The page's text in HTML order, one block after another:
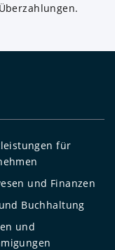
für
und Finanzen
Buchhaltung
und